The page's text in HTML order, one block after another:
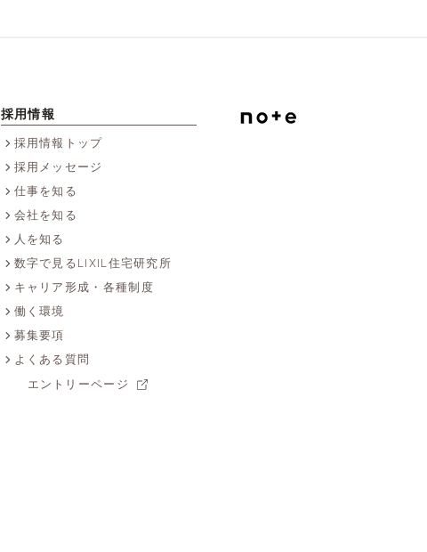
採用情報
採用情報トップ
採用メッセージ
仕事を知る
会社を知る
人を知る
数字で見るLIXIL住宅研究所
キャリア形成・各種制度
働く環境
募集要項
よくある質問
エントリーページ